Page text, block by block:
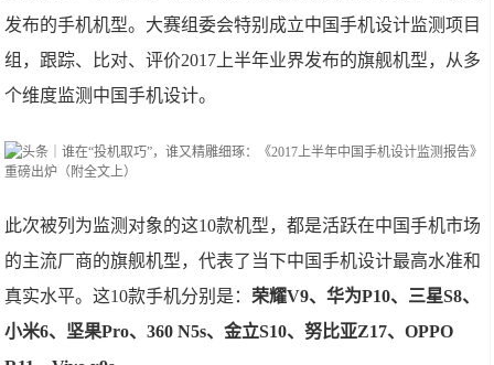
发布的手机机型。大赛组委会特别成立中国手机设计监测项目
组，跟踪、比对、评价2017上半年业界发布的旗舰机型，从多
个维度监测中国手机设计。
此次被列为监测对象的这10款机型，都是活跃在中国手机市场
的主流厂商的旗舰机型，代表了当下中国手机设计最高水准和
真实水平。这10款手机分别是： 荣耀V9、华为P10、三星S8、
小米6、坚果Pro、360 N5s、金立S10、努比亚Z17、OPPO